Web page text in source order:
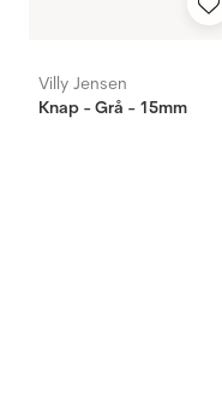
Villy Jensen
Knap - Grå - 15mm